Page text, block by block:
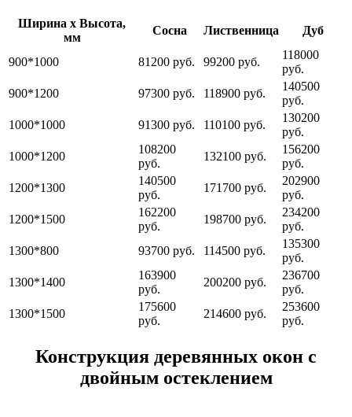
Ширина х Высота,
мм
Сосна Лиственница Дуб
900*1000 81200 руб. 99200 руб.
118000
руб.
900*1200
97300 руб. 118900 руб.
140500
руб.
1000*1000
91300 руб. 110100 руб.
130200
руб.
1000*1200
108200
руб.
132100 руб.
156200
руб.
1200*1300
140500
руб.
171700 руб.
202900
руб.
1200*1500
162200
руб.
198700 руб.
234200
руб.
1300*800
93700 руб. 114500 руб.
135300
руб.
1300*1400
163900
руб.
200200 руб.
236700
руб.
1300*1500
175600
руб.
214600 руб.
253600
руб.
Конструкция деревянных окон с
двойным остеклением